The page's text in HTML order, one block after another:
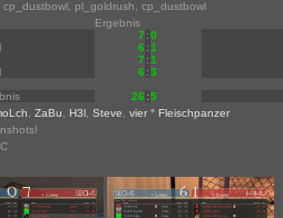
cp_dustbowl, pl_goldrush, cp_dustbowl
Ergebnis
7 :0
6 :1
7 :1
6 :3
26 :5
ZaBu H3l Steve
vier ° Fleischpanzer